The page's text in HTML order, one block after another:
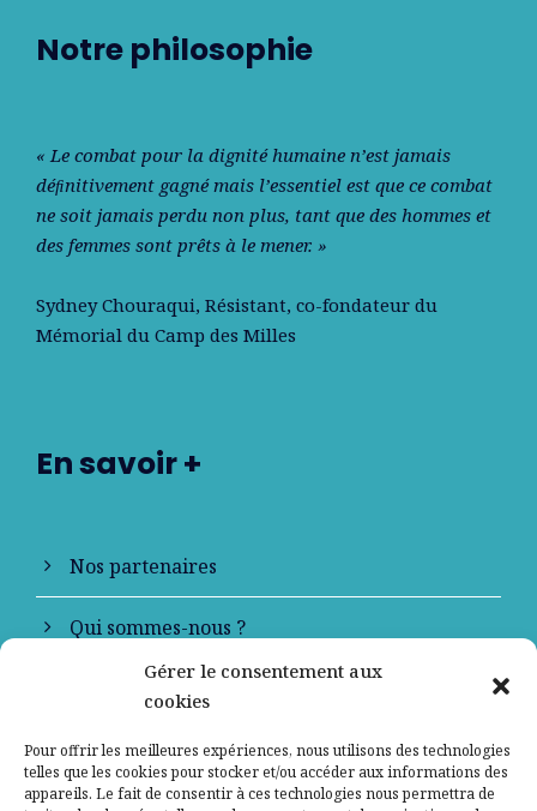
Gérer le consentement aux
cookies
Pour offrir les meilleures expériences, nous utilisons des technologies
telles que les cookies pour stocker et/ou accéder aux informations des
appareils. Le fait de consentir à ces technologies nous permettra de
Notre philosophie
« Le combat pour la dignité humaine n’est jamais
déﬁnitivement gagné mais l’essentiel est que ce combat
ne soit jamais perdu non plus, tant que des hommes et
des femmes sont prêts à le mener. »
Sydney Chouraqui, Résistant, co-fondateur du
Mémorial du Camp des Milles
En savoir +
Nos partenaires
Qui sommes-nous ?
Contactez-nous
Mentions légales